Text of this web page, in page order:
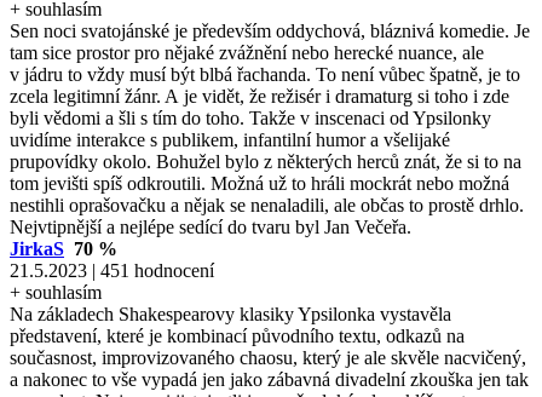
+ souhlasím
Sen noci svatojánské je především oddychová, bláznivá komedie. Je
tam sice prostor pro nějaké zvážnění nebo herecké nuance, ale
v jádru to vždy musí být blbá řachanda. To není vůbec špatně, je to
zcela legitimní žánr. A je vidět, že režisér i dramaturg si toho i zde
byli vědomi a šli s tím do toho. Takže v inscenaci od Ypsilonky
uvidíme interakce s publikem, infantilní humor a všelijaké
prupovídky okolo. Bohužel bylo z některých herců znát, že si to na
tom jevišti spíš odkroutili. Možná už to hráli mockrát nebo možná
nestihli oprašovačku a nějak se nenaladili, ale občas to prostě drhlo.
Nejvtipnější a nejlépe sedící do tvaru byl Jan Večeřa.
JirkaS 70 %
21.5.2023 | 451 hodnocení
+ souhlasím
Na základech Shakespearovy klasiky Ypsilonka vystavěla
představení, které je kombinací původního textu, odkazů na
současnost, improvizovaného chaosu, který je ale skvěle nacvičený,
a nakonec to vše vypadá jen jako zábavná divadelní zkouška jen tak